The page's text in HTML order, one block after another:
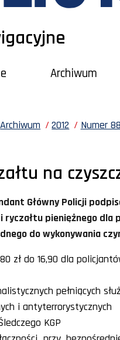
Archiwum
Archiwum 2012 Numer
na
Główny Policji
ryczałtu pieniężnego
do wykonywania
zł do 16,90 dla
pełniących
i antyterrorystycznych
KGP